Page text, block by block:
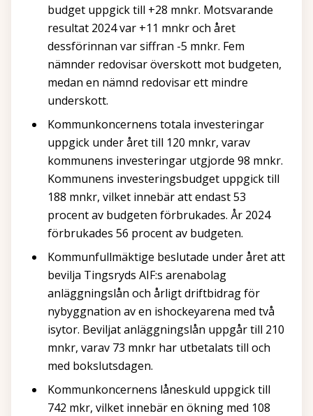
budget uppgick till +28 mnkr. Motsvarande
resultat 2024 var +11 mnkr och året
dessförinnan var siffran -5 mnkr. Fem
nämnder redovisar överskott mot budgeten,
medan en nämnd redovisar ett mindre
underskott.
Kommunkoncernens totala investeringar
uppgick under året till 120 mnkr, varav
kommunens investeringar utgjorde 98 mnkr.
Kommunens investeringsbudget uppgick till
188 mnkr, vilket innebär att endast 53
procent av budgeten förbrukades. År 2024
förbrukades 56 procent av budgeten.
Kommunfullmäktige beslutade under året att
bevilja Tingsryds AIF:s arenabolag
anläggningslån och årligt driftbidrag för
nybyggnation av en ishockeyarena med två
isytor. Beviljat anläggningslån uppgår till 210
mnkr, varav 73 mnkr har utbetalats till och
med bokslutsdagen.
Kommunkoncernens låneskuld uppgick till
742 mkr, vilket innebär en ökning med 108